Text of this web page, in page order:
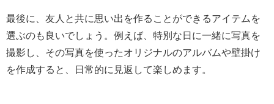
最後に、友人と共に思い出を作ることができるアイテムを
選ぶのも良いでしょう。例えば、特別な日に一緒に写真を
撮影し、その写真を使ったオリジナルのアルバムや壁掛け
を作成すると、日常的に見返して楽しめます。